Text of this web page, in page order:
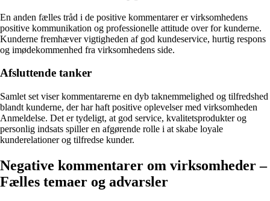
En anden fælles tråd i de positive kommentarer er virksomhedens
positive kommunikation og professionelle attitude over for kunderne.
Kunderne fremhæver vigtigheden af god kundeservice, hurtig respons
og imødekommenhed fra virksomhedens side.
Afsluttende tanker
Samlet set viser kommentarerne en dyb taknemmelighed og tilfredshed
blandt kunderne, der har haft positive oplevelser med virksomheden
Anmeldelse. Det er tydeligt, at god service, kvalitetsprodukter og
personlig indsats spiller en afgørende rolle i at skabe loyale
kunderelationer og tilfredse kunder.
Negative kommentarer om virksomheder –
Fælles temaer og advarsler